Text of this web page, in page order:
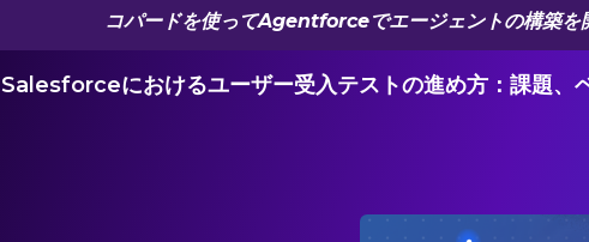
コパードを使ってAgentforceでエージェントの構築を
Salesforceにおけるユーザー受入テストの進め方：課題、